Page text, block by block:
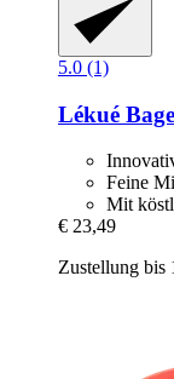
5.0 (1)
Lékué
Feine
Mit
€ 23,49
Zustellung bis